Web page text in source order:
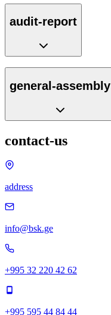
audit-report
general-assembly
contact-us
address
info@bsk.ge
+995 32 220 42 62
+995 595 44 84 44